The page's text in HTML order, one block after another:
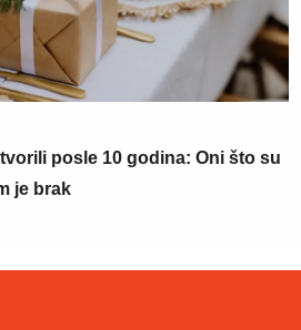
posle 10 godina: Oni što su
je brak